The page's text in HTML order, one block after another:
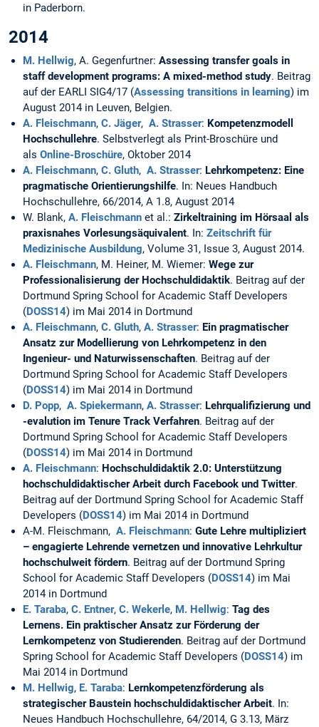
in Paderborn.
2014
M. Hellwig, A. Gegenfurtner: Assessing transfer goals in
staff development programs: A mixed-method study. Beitrag
auf der EARLI SIG4/17 (Assessing transitions in learning) im
August 2014 in Leuven, Belgien.
A. Fleischmann, C. Jäger, A. Strasser: Kompetenzmodell
Hochschullehre. Selbstverlegt als Print-Broschüre und
als Online-Broschüre, Oktober 2014
A. Fleischmann, C. Gluth, A. Strasser: Lehrkompetenz: Eine
pragmatische Orientierungshilfe. In: Neues Handbuch
Hochschullehre, 66/2014, A 1.8, August 2014
W. Blank, A. Fleischmann et al.: Zirkeltraining im Hörsaal als
praxisnahes Vorlesungsäquivalent. In: Zeitschrift für
Medizinische Ausbildung, Volume 31, Issue 3, August 2014.
A. Fleischmann, M. Heiner, M. Wiemer: Wege zur
Professionalisierung der Hochschuldidaktik. Beitrag auf der
Dortmund Spring School for Academic Staff Developers
(DOSS14) im Mai 2014 in Dortmund
A. Fleischmann, C. Gluth, A. Strasser: Ein pragmatischer
Ansatz zur Modellierung von Lehrkompetenz in den
Ingenieur- und Naturwissenschaften. Beitrag auf der
Dortmund Spring School for Academic Staff Developers
(DOSS14) im Mai 2014 in Dortmund
D. Popp, A. Spiekermann, A. Strasser: Lehrqualifizierung und
-evalution im Tenure Track Verfahren. Beitrag auf der
Dortmund Spring School for Academic Staff Developers
(DOSS14) im Mai 2014 in Dortmund
A. Fleischmann: Hochschuldidaktik 2.0: Unterstützung
hochschuldidaktischer Arbeit durch Facebook und Twitter.
Beitrag auf der Dortmund Spring School for Academic Staff
Developers (DOSS14) im Mai 2014 in Dortmund
A-M. Fleischmann, A. Fleischmann: Gute Lehre multipliziert
– engagierte Lehrende vernetzen und innovative Lehrkultur
hochschulweit fördern. Beitrag auf der Dortmund Spring
School for Academic Staff Developers (DOSS14) im Mai
2014 in Dortmund
E. Taraba, C. Entner, C. Wekerle, M. Hellwig: Tag des
Lernens. Ein praktischer Ansatz zur Förderung der
Lernkompetenz von Studierenden. Beitrag auf der Dortmund
Spring School for Academic Staff Developers (DOSS14) im
Mai 2014 in Dortmund
M. Hellwig, E. Taraba: Lernkompetenzförderung als
strategischer Baustein hochschuldidaktischer Arbeit. In:
Neues Handbuch Hochschullehre, 64/2014, G 3.13, März